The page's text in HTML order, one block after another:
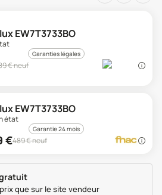
EW7T3733BO
Garanties légales
€ neuf
EW7T3733BO
état
Garantie 24 mois
€489€ neuf
que sur le site vendeur